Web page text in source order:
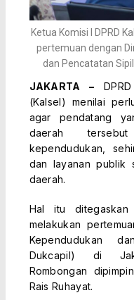
Ketua Komisi I DPRD
pertemuan dengan
dan Pencatatan
JAKARTA –
(Kalsel) menilai
agar pendatang
daerah
kependudukan,
dan layanan publik
daerah.
Hal itu
melakukan
Kependudukan
Dukcapil) di
Rombongan
Rais Ruhayat.